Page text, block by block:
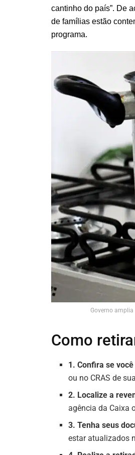
cantinho do país”. De
de famílias estão
programa.
Governo
Como
1. Confira se
ou no CRAS de
2. Localize a
agência da Caixa
3. Tenha seus
estar atualizados